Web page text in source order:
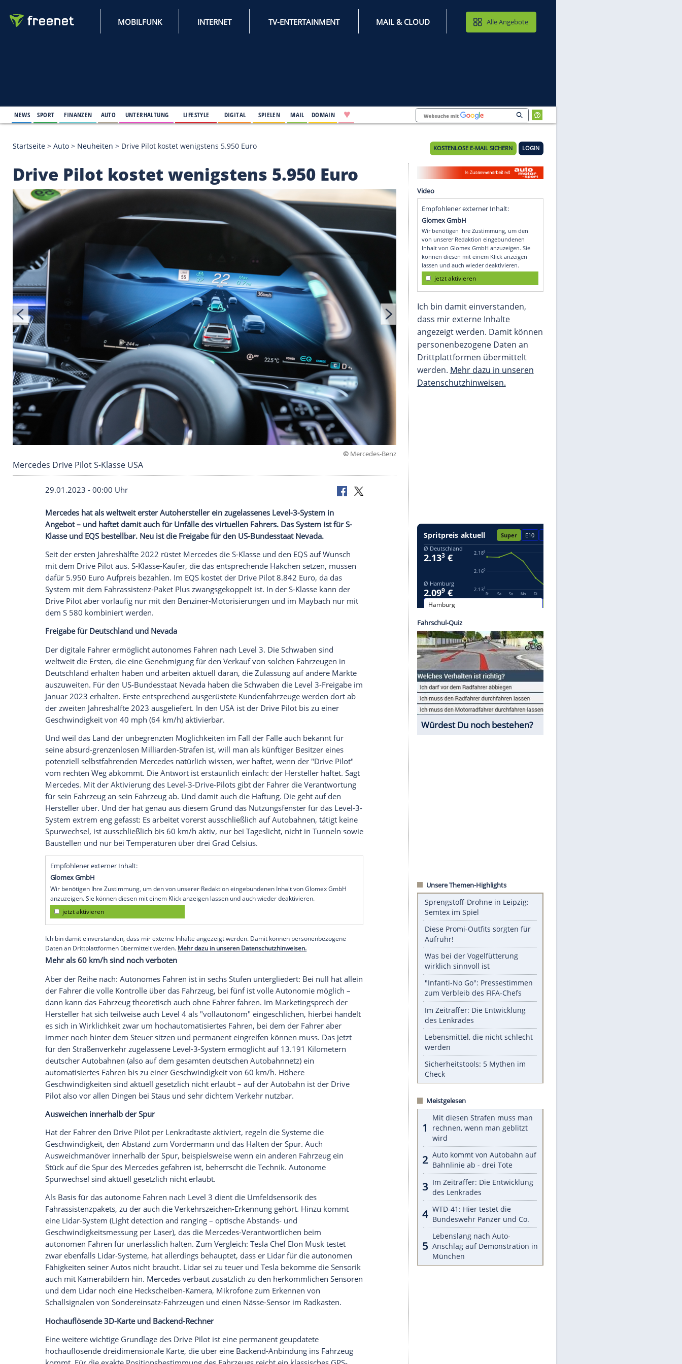
MOBILFUNK INTERNET TV-ENTERTAINMENT MAIL & CLOUD
KOSTENLOSE E-MAIL SICHERN
Startseite > Auto >Neuheiten >Drive Pilot kostet wenigstens 5.950 Euro
Drive Pilot kostet wenigstens 5.950 Euro
Mercedes-Benz
Mercedes Drive Pilot S-Klasse USA
29.01.2023 - 00:00 Uhr
Mercedes hat als weltweit erster Autohersteller ein zugelassenes Level-3-System in
Angebot – und haftet damit auch für Unfälle des virtuellen Fahrers. Das System ist für S-
Klasse und EQS bestellbar. Neu ist die Freigabe für den US-Bundesstaat Nevada.
Seit der ersten Jahreshälfte 2022 rüstet Mercedes die S-Klasse und den EQS auf Wunsch
mit dem Drive Pilot aus. S-Klasse-Käufer, die das entsprechende Häkchen setzen, müssen
dafür 5.950 Euro Aufpreis bezahlen. Im EQS kostet der Drive Pilot 8.842 Euro, da das
System mit dem Fahrassistenz-Paket Plus zwangsgekoppelt ist. In der S-Klasse kann der
Drive Pilot aber vorläufig nur mit den Benziner-Motorisierungen und im Maybach nur mit
dem S 580 kombiniert werden.
Freigabe für Deutschland und Nevada
Der digitale Fahrer ermöglicht autonomes Fahren nach Level 3. Die Schwaben sind
weltweit die Ersten, die eine Genehmigung für den Verkauf von solchen Fahrzeugen in
Deutschland erhalten haben und arbeiten aktuell daran, die Zulassung auf andere Märkte
auszuweiten. Für den US-Bundesstaat Nevada haben die Schwaben die Level 3-Freigabe im
Januar 2023 erhalten. Erste entsprechend ausgerüstete Kundenfahrzeuge werden dort ab
der zweiten Jahreshälfte 2023 ausgeliefert. In den USA ist der Drive Pilot bis zu einer
Geschwindigkeit von 40 mph (64 km/h) aktivierbar.
Und weil das Land der unbegrenzten Möglichkeiten im Fall der Fälle auch bekannt für
seine absurd-grenzenlosen Milliarden-Strafen ist, will man als künftiger Besitzer eines
potenziell selbstfahrenden Mercedes natürlich wissen, wer haftet, wenn der "Drive Pilot"
vom rechten Weg abkommt. Die Antwort ist erstaunlich einfach: der Hersteller haftet. Sagt
Mercedes. Mit der Aktivierung des Level-3-Drive-Pilots gibt der Fahrer die Verantwortung
für sein Fahrzeug an sein Fahrzeug ab. Und damit auch die Haftung. Die geht auf den
Hersteller über. Und der hat genau aus diesem Grund das Nutzungsfenster für das Level-3-
System extrem eng gefasst: Es arbeitet vorerst ausschließlich auf Autobahnen, tätigt keine
Spurwechsel, ist ausschließlich bis 60 km/h aktiv, nur bei Tageslicht, nicht in Tunneln sowie
Baustellen und nur bei Temperaturen über drei Grad Celsius.
Empfohlener externer Inhalt:
Glomex GmbH
Wir benötigen Ihre Zustimmung, um den von unserer Redaktion eingebundenen Inhalt von Glomex GmbH
anzuzeigen. Sie können diesen mit einem Klick anzeigen lassen und auch wieder deaktivieren.
jetzt aktivieren
Ich bin damit einverstanden, dass mir externe Inhalte angezeigt werden. Damit können personenbezogene
Daten an Drittplattformen übermittelt werden. Mehr dazu in unseren Datenschutzhinweisen.
Mehr als 60 km/h sind noch verboten
Aber der Reihe nach: Autonomes Fahren ist in sechs Stufen untergliedert: Bei null hat allein
der Fahrer die volle Kontrolle über das Fahrzeug, bei fünf ist volle Autonomie möglich –
dann kann das Fahrzeug theoretisch auch ohne Fahrer fahren. Im Marketingsprech der
Hersteller hat sich teilweise auch Level 4 als "vollautonom" eingeschlichen, hierbei handelt
es sich in Wirklichkeit zwar um hochautomatisiertes Fahren, bei dem der Fahrer aber
immer noch hinter dem Steuer sitzen und permanent eingreifen können muss. Das jetzt
für den Straßenverkehr zugelassene Level-3-System ermöglicht auf 13.191 Kilometern
deutscher Autobahnen (also auf dem gesamten deutschen Autobahnnetz) ein
automatisiertes Fahren bis zu einer Geschwindigkeit von 60 km/h. Höhere
Geschwindigkeiten sind aktuell gesetzlich nicht erlaubt – auf der Autobahn ist der Drive
Pilot also vor allen Dingen bei Staus und sehr dichtem Verkehr nutzbar.
Ausweichen innerhalb der Spur
Video
Empfohlener externer Inhalt:
Glomex GmbH
können diesen mit einem Klick anzeigen
lassen und auch wieder deaktivieren.
jetzt aktivieren
Ich bin damit einverstanden,
dass mir externe Inhalte
Unsere Themen-Highlights
Sprengstoff-Drohne in Leipzig:
Diese Promi-Outfits sorgten für
Aufruhr!
Was bei der Vogelfütterung
wirklich sinnvoll ist
"Infanti-No Go": Pressestimmen
Im Zeitraffer: Die Entwicklung
des Lenkrades
Lebensmittel, die nicht schlecht